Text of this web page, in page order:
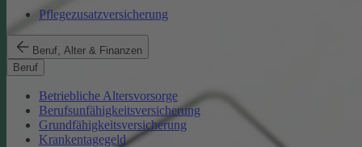
Pflegezusatzversicherung
Beruf, Alter & Finanzen
Beruf
Betriebliche Altersvorsorge
Berufsunfähigkeitsversicherung
Grundfähigkeitsversicherung
Krankentagegeld